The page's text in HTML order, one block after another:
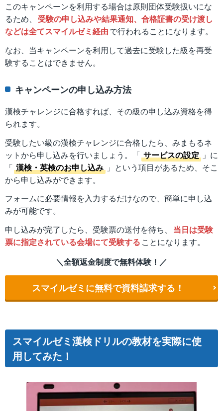
このキャンペーンを利用する場合は原則団体受験扱いにな
るため、
受験の申し込みや結果通知、合格証書の受け渡し
などは全てスマイルゼミ経由で行われることになります。
なお、当キャンペーンを利用して過去に受験した級を再受
験することはできません。
キャンペーンの申し込み方法
漢検チャレンジに合格すれば、その級の申し込み資格を得
られます。
受験したい級の漢検チャレンジに合格したら、みまもるネ
ットから申し込みを行いましょう。「 サービスの設定 」に
「 漢検・英検のお申し込み 」という項目があるため、そこ
から申し込みができます。
フォームに必要情報を入力するだけなので、簡単に申し込
みが可能です。
申し込みが完了したら、受験票の送付を待ち、
当日は受験
票に指定されている会場にて受験する ことになります。
＼全額返金制度で無料体験！／
スマイルゼミに無料で資料請求する！
スマイルゼミ漢検ドリルの教材を実際に使
用してみた！